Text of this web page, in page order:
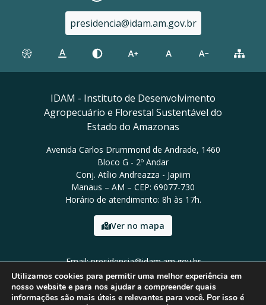
presidencia@idam.am.gov.br
IDAM - Instituto de Desenvolvimento
Agropecuário e Florestal Sustentável do
Estado do Amazonas
Avenida Carlos Drummond de Andrade, 1460
Bloco G - 2º Andar
Conj. Atílio Andreazza - Japiim
Manaus – AM – CEP: 69077-730
Horário de atendimento: 8h às 17h.
Ver no mapa
Email: presidencia@idam.am.gov.br
Tel: (92) 98452-9911
Utilizamos cookies para permitir uma melhor experiência em
nosso website e para nos ajudar a compreender quais
informações são mais úteis e relevantes para você. Por isso é